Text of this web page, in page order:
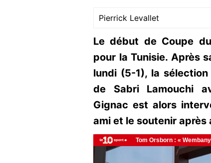
Pierrick Levallet
Le début de Coupe
pour la Tunisie. Après
lundi (5-1), la
de Sabri Lamouchi
Gignac est alors
ami et le soutenir